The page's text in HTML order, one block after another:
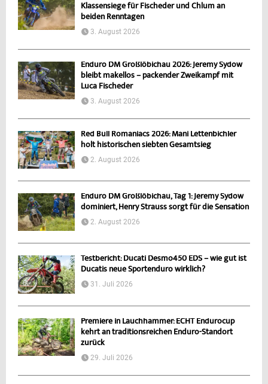
Klassensiege für Fischeder und Chlum an
beiden Renntagen
3. August 2026
Enduro DM Großlöbichau 2026: Jeremy Sydow
bleibt makellos – packender Zweikampf mit
Luca Fischeder
3. August 2026
Red Bull Romaniacs 2026: Mani Lettenbichler
holt historischen siebten Gesamtsieg
2. August 2026
Enduro DM Großlöbichau, Tag 1: Jeremy Sydow
dominiert, Henry Strauss sorgt für die Sensation
2. August 2026
Testbericht: Ducati Desmo450 EDS – wie gut ist
Ducatis neue Sportenduro wirklich?
31. Juli 2026
Premiere in Lauchhammer: ECHT Endurocup
kehrt an traditionsreichen Enduro-Standort
zurück
29. Juli 2026